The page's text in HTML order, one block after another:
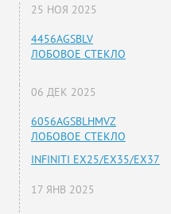
25 НОЯ 2025
4456AGSBLV
ЛОБОВОЕ СТЕКЛО
06 ДЕК 2025
6056AGSBLHMVZ
ЛОБОВОЕ СТЕКЛО
INFINITI EX25/EX35/EX37
17 ЯНВ 2025